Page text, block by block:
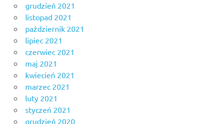
grudzień 2021
listopad 2021
październik 2021
lipiec 2021
czerwiec 2021
maj 2021
kwiecień 2021
marzec 2021
luty 2021
styczeń 2021
grudzień 2020